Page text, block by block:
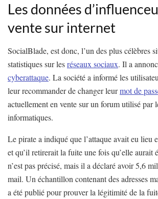
Les données
vente sur internet
SocialBlade, est donc, l’un des plus célèbres
statistiques sur lesréseaux sociaux. Il a
cyberattaque. La société a informé les
leur recommander de changer leurmot de
actuellement en vente sur un forum utilisé par
informatiques.
Le pirate a indiqué que l’attaque avait eu lieu
et qu’il retirerait la fuite une fois qu’elle aurait
n’est pas précisé, mais il a déclaré avoir 5,6
mail. Un échantillon contenant des adresses
a été publié pour prouver la légitimité de la